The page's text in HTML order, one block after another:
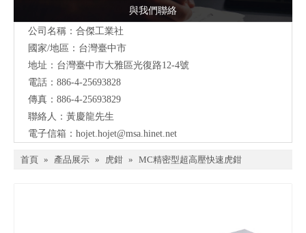
與我們聯絡
公司名稱：合傑工業社
國家/地區：台灣臺中市
地址：台灣臺中市大雅區光復路12-4號
電話：886-4-25693828
傳真：886-4-25693829
聯絡人：黃慶龍先生
電子信箱： hojet.hojet@msa.hinet.net
首頁 » 產品展示 » 虎鉗 » MC精密型超高壓快速虎鉗